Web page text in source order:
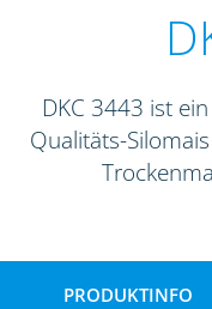
DKC 3443 ist
Qualitäts-
PRODUKTINFO